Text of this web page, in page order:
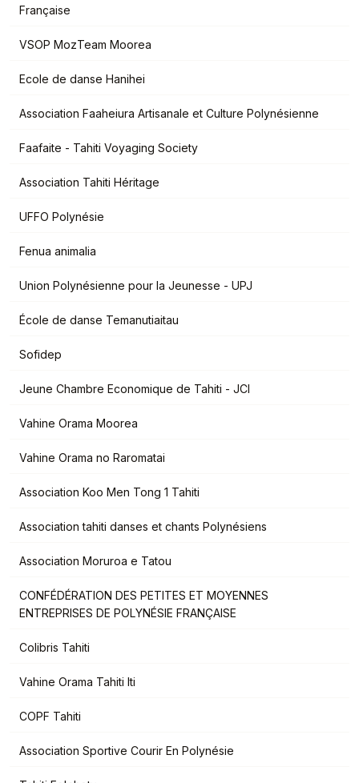
Française
VSOP MozTeam Moorea
Ecole de danse Hanihei
Association Faaheiura Artisanale et Culture Polynésienne
Faafaite - Tahiti Voyaging Society
Association Tahiti Héritage
UFFO Polynésie
Fenua animalia
Union Polynésienne pour la Jeunesse - UPJ
École de danse Temanutiaitau
Sofidep
Jeune Chambre Economique de Tahiti - JCI
Vahine Orama Moorea
Vahine Orama no Raromatai
Association Koo Men Tong 1 Tahiti
Association tahiti danses et chants Polynésiens
Association Moruroa e Tatou
CONFÉDÉRATION DES PETITES ET MOYENNES
ENTREPRISES DE POLYNÉSIE FRANÇAISE
Colibris Tahiti
Vahine Orama Tahiti Iti
COPF Tahiti
Association Sportive Courir En Polynésie